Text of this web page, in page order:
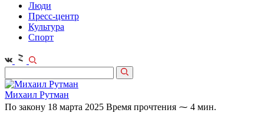
Люди
Пресс-центр
Культура
Спорт
Михаил Рутман
По закону 18 марта 2025 Время прочтения ⁓ 4 мин.